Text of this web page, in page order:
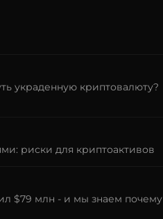
украденную криптовалюту?
риски для криптоактивов
$79 млн - и мы знаем почему